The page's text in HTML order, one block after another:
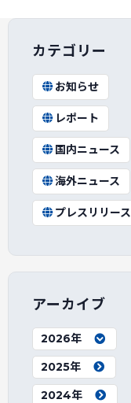
カテゴリー
お知らせ
レポート
国内ニュース
海外ニュース
プレスリリース
アーカイブ
2026年
2025年
2024年